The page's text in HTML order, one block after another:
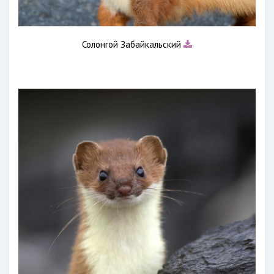
Солонгой Забайкальский